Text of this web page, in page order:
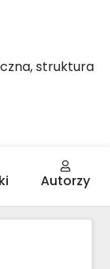
struktura
Autorzy